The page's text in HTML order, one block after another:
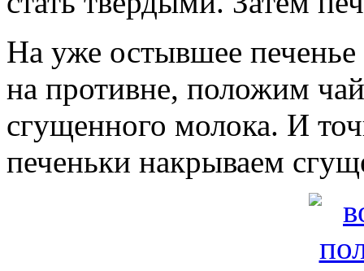
На уже остывшее печенье
на противне, положим
сгущенного молока. И
печеньки накрываем